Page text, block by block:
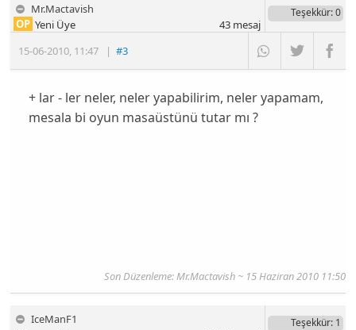
Mr.Mactavish
15-06-2010, 11:47 |#3
OP Yeni Üye
Teşekkür: 0
43mesaj
+ lar - ler neler, neler yapabilirim, neler yapamam,
mesala bi oyun masaüstünü tutar mı ?
Son Düzenleme: Mr.Mactavish ~ 15 Haziran 2010 11:50
IceManF1 Teşekkür: 1